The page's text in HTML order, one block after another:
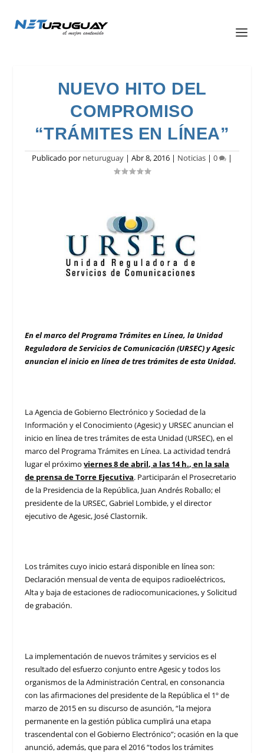
NUEVO HITO DEL
COMPROMISO
“TRÁMITES EN LÍNEA”
Publicado por neturuguay | Abr 8, 2016 | Noticias | 0 |
En el marco del Programa Trámites en Línea, la Unidad
Reguladora de Servicios de Comunicación (URSEC) y Agesic
anuncian el inicio en línea de tres trámites de esta Unidad.
La Agencia de Gobierno Electrónico y Sociedad de la
Información y el Conocimiento (Agesic) y URSEC anuncian el
inicio en línea de tres trámites de esta Unidad (URSEC), en el
marco del Programa Trámites en Línea. La actividad tendrá
lugar el próximoviernes 8 de abril, a las 14 h., en la sala
de prensa de Torre Ejecutiva. Participarán el Prosecretario
de la Presidencia de la República, Juan Andrés Roballo; el
presidente de la URSEC, Gabriel Lombide, y el director
ejecutivo de Agesic, José Clastornik.
Los trámites cuyo inicio estará disponible en línea son:
Declaración mensual de venta de equipos radioeléctricos,
Alta y baja de estaciones de radiocomunicaciones, y Solicitud
de grabación.
La implementación de nuevos trámites y servicios es el
resultado del esfuerzo conjunto entre Agesic y todos los
organismos de la Administración Central, en consonancia
con las afirmaciones del presidente de la República el 1º de
marzo de 2015 en su discurso de asunción, “la mejora
permanente en la gestión pública cumplirá una etapa
trascendental con el Gobierno Electrónico”; ocasión en la que
anunció, además, que para el 2016 “todos los trámites